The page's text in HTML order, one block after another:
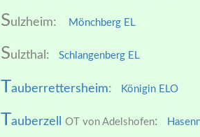
Sulzheim: Mönchberg EL
Sulzthal: Schlangenberg EL
Tauberrettersheim: Königin ELO
Tauberzell OT von Adelshofen: